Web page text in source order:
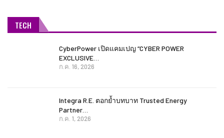
TECH
CyberPower เปิดแคมเปญ “CYBER POWER
EXCLUSIVE…
ก.ค. 16, 2026
Integra R.E. ตอกย้ำบทบาท Trusted Energy
Partner…
ก.ค. 1, 2026